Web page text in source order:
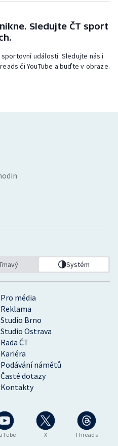
Sledujte ČT sport
události. Sledujte nás i
či YouTube a buďte v obraze.
X Threads
Pro média
Reklama
Studio Brno
Studio Ostrava
Rada ČT
Kariéra
Podávání námětů
Časté dotazy
Kontakty
Systém